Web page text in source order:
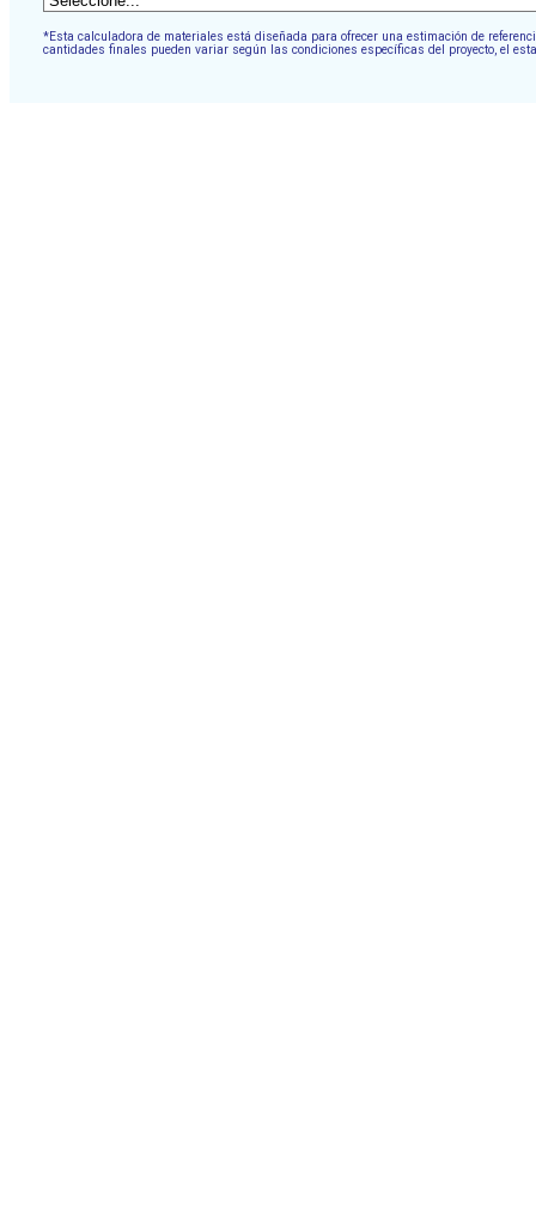
*Esta calculadora de materiales está diseñada para ofrecer una estimación de
cantidades finales pueden variar según las condiciones específicas del proyecto, el